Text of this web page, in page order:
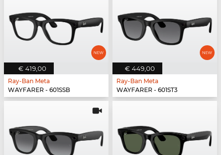
€ 419,00
Ray-Ban Meta
WAYFARER - 601SSB
€ 449,00
Ray-Ban Meta
WAYFARER - 601ST3